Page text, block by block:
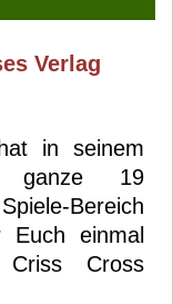
Verlag
in seinem
ganze 19
Bereich
Euch einmal
Cross